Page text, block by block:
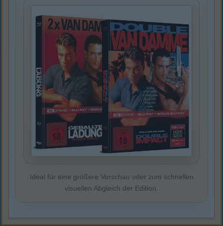
Ideal für eine größere Vorschau oder zum schnellen
visuellen Abgleich der Edition.